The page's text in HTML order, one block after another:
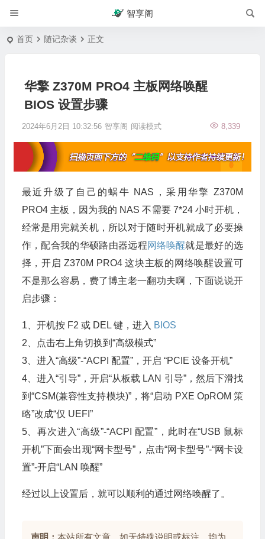
智享阁
首页 随记杂谈 正文
华擎 Z370M PRO4 主板网络唤醒
BIOS 设置步骤
2024年6月2日 10:32:56 智享阁 8,339
阅读模式
最近升级了自己的蜗牛 NAS，采用华擎 Z370M
PRO4 主板，因为我的 NAS 不需要 7*24 小时开机，
经常是用完就关机，所以对于随时开机就成了必要操
作，配合我的华硕路由器远程网络唤醒就是最好的选
择，开启 Z370M PRO4 这块主板的网络唤醒设置可
不是那么容易，费了博主老一翻功夫啊，下面说说开
启步骤：
1、开机按 F2 或 DEL 键，进入 BIOS
2、点击右上角切换到“高级模式”
3、进入“高级”-“ACPI 配置”，开启 “PCIE 设备开机”
4、进入“引导”，开启“从板载 LAN 引导”，然后下滑找
到“CSM(兼容性支持模块)”，将“启动 PXE OpROM 策
略”改成“仅 UEFI”
5、再次进入“高级”-“ACPI 配置”，此时在“USB 鼠标
开机”下面会出现“网卡型号”，点击“网卡型号”-“网卡设
置”-开启“LAN 唤醒”
经过以上设置后，就可以顺利的通过网络唤醒了。
声明： 本站所有文章，如无特殊说明或标注，均为